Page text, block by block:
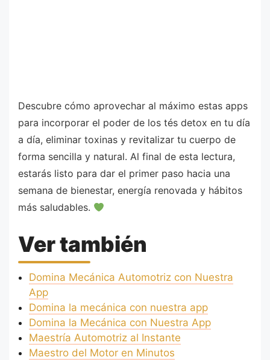
Descubre cómo aprovechar al máximo estas apps
para incorporar el poder de los tés detox en tu día
a día, eliminar toxinas y revitalizar tu cuerpo de
forma sencilla y natural. Al final de esta lectura,
estarás listo para dar el primer paso hacia una
semana de bienestar, energía renovada y hábitos
más saludables.
Ver también
Domina Mecánica Automotriz con Nuestra
App
Domina la mecánica con nuestra app
Domina la Mecánica con Nuestra App
Maestría Automotriz al Instante
Maestro del Motor en Minutos